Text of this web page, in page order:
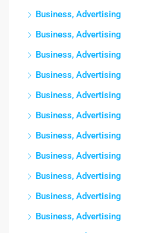
Business, Advertising
Business, Advertising
Business, Advertising
Business, Advertising
Business, Advertising
Business, Advertising
Business, Advertising
Business, Advertising
Business, Advertising
Business, Advertising
Business, Advertising